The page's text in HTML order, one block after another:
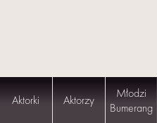
Aktorki Aktorzy
Młodzi
Bumerang